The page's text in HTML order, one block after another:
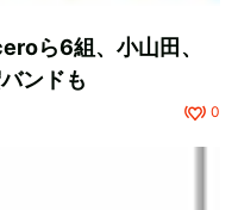
ら6組、小山田、
ンドも
0